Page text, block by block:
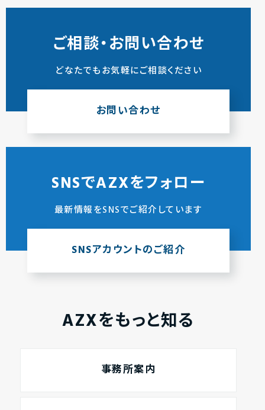
ご相談・お問い合わせ
どなたでもお気軽にご相談ください
お問い合わせ
SNSでAZXをフォロー
最新情報をSNSでご紹介しています
SNSアカウントのご紹介
AZXをもっと知る
事務所案内